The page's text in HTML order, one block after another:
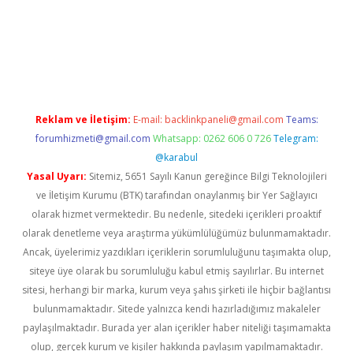
Reklam ve İletişim: E-mail: backlinkpaneli@gmail.com Teams:
forumhizmeti@gmail.com Whatsapp: 0262 606 0 726 Telegram:
@karabul
Yasal Uyarı: Sitemiz, 5651 Sayılı Kanun gereğince Bilgi Teknolojileri
ve İletişim Kurumu (BTK) tarafından onaylanmış bir Yer Sağlayıcı
olarak hizmet vermektedir. Bu nedenle, sitedeki içerikleri proaktif
olarak denetleme veya araştırma yükümlülüğümüz bulunmamaktadır.
Ancak, üyelerimiz yazdıkları içeriklerin sorumluluğunu taşımakta olup,
siteye üye olarak bu sorumluluğu kabul etmiş sayılırlar. Bu internet
sitesi, herhangi bir marka, kurum veya şahıs şirketi ile hiçbir bağlantısı
bulunmamaktadır. Sitede yalnızca kendi hazırladığımız makaleler
paylaşılmaktadır. Burada yer alan içerikler haber niteliği taşımamakta
olup, gerçek kurum ve kişiler hakkında paylaşım yapılmamaktadır.